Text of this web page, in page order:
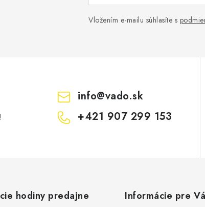
Vložením e-mailu súhlasíte s
info@vado.sk
+421 907 299 153
hodiny predajne Informácie pre